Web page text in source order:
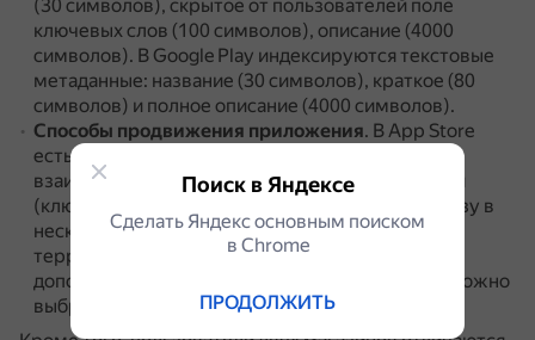
(30 символов), скрытое от пользователей поле
ключевых слов (100 символов), описание (4000
символов). В Google Play индексируются текстовые
метаданные: название (30 символов), краткое (80
символов) и полное описание (4000 символов).
Способы продвижения приложения. В App Store
есть уникальные инструменты продвижения и
взаимодействия с пользователем: кросс-локали
(ключевые запросы могут индексироваться сразу в
нескольких языковых локалях в рамках одной
территории), промо-текст (рекламный текст на
дополнительные 170 символов).
В Google Play можно
выбрать только одну категорию.
Поиск в Яндексе
Сделать Яндекс основным поиском
в Сhrome
ПРОДОЛЖИТЬ